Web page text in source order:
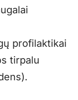
profilaktikai
tirpalu